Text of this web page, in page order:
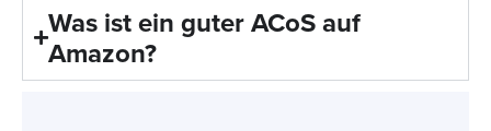
Was ist ein guter ACoS auf
Amazon?